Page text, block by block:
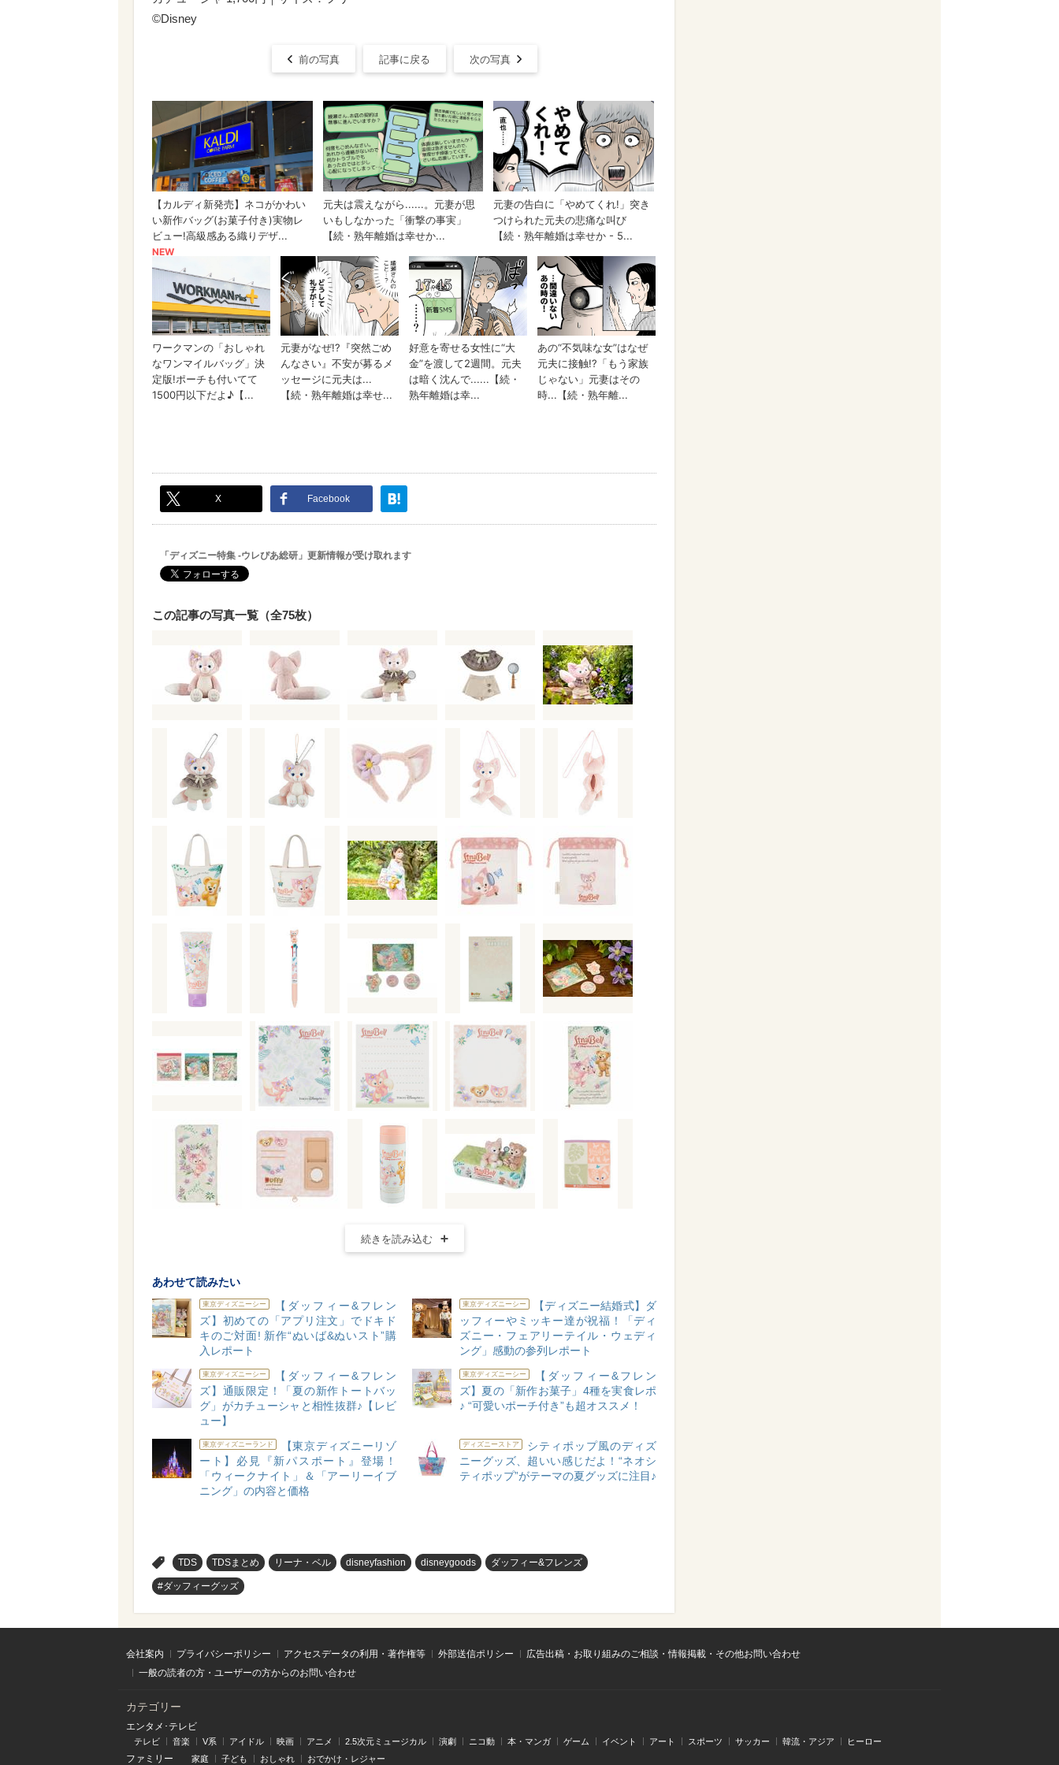
©Disney
前の写真 記事に戻る 次の写真
X Facebook
「ディズニー特集 -ウレぴあ総研」更新情報が受け取れます
この記事の写真一覧（全75枚）
続きを読み込む
あわせて読みたい
東京ディズニーシー
【ダッフィー&フレン
ズ】初めての「アプリ注文」でドキド
キのご対面! 新作“ぬいば&ぬいスト”購
入レポート
東京ディズニーシー
【ディズニー結婚式】ダ
ッフィーやミッキー達が祝福！「ディ
ズニー・フェアリーテイル・ウェディ
ング」感動の参列レポート
東京ディズニーシー
【ダッフィー&フレン
ズ】通販限定！「夏の新作トートバッ
グ」がカチューシャと相性抜群♪【レビ
ュー】
東京ディズニーシー
【ダッフィー&フレン
ズ】夏の「新作お菓子」4種を実食レポ
♪ “可愛いポーチ付き”も超オススメ！
東京ディズニーランド
【東京ディズニーリゾ
ート】必見『新パスポート』登場！
「ウィークナイト」＆「アーリーイブ
ニング」の内容と価格
ディズニーストア
シティポップ風のディズ
ニーグッズ、超いい感じだよ！“ネオシ
ティポップ”がテーマの夏グッズに注目♪
TDS TDSまとめ リーナ・ベル disneyfashion disneygoods ダッフィー&フレンズ
#ダッフィーグッズ
会社案内 プライバシーポリシー アクセスデータの利用・著作権等 外部送信ポリシー
広告出稿・お取り組みのご相談・情報掲載・その他お問い合わせ
一般の読者の方・ユーザーの方からのお問い合わせ
カテゴリー
エンタメ･テレビ
テレビ 音楽 V系 アイドル 映画 アニメ 2.5次元ミュージカル 演劇 ニコ動 本・マンガ ゲーム イベント アート スポーツ サッカー 韓流・アジア ヒーロー
ファミリー 家庭 子ども おしゃれ おでかけ・レジャー